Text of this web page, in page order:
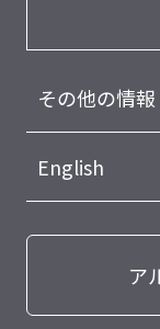
その他の情報
English
ア